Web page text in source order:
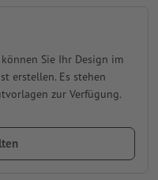
Sie Ihr Design im
erstellen. Es stehen
zur Verfügung.